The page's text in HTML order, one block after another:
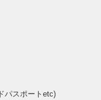
パスポートetc)